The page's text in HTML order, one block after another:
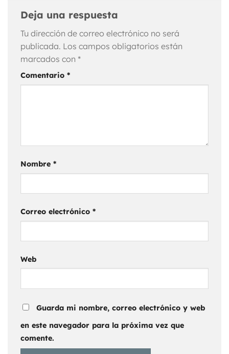
Deja una respuesta
Tu dirección de correo electrónico no será
publicada. Los campos obligatorios están
marcados con *
Comentario *
Nombre *
Correo electrónico *
Web
Guarda mi nombre, correo electrónico y web
en este navegador para la próxima vez que
comente.